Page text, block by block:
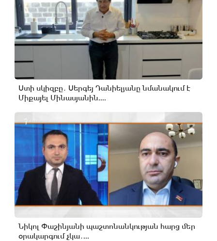
Ստի սկիզբը․ Սերգեյ Դանիելյանը նմանակում է
Միքայել Մինասյանին....
Նիկոլ Փաշինյանի պաշտոնանկության հարց մեր
օրակարգում չկա․...